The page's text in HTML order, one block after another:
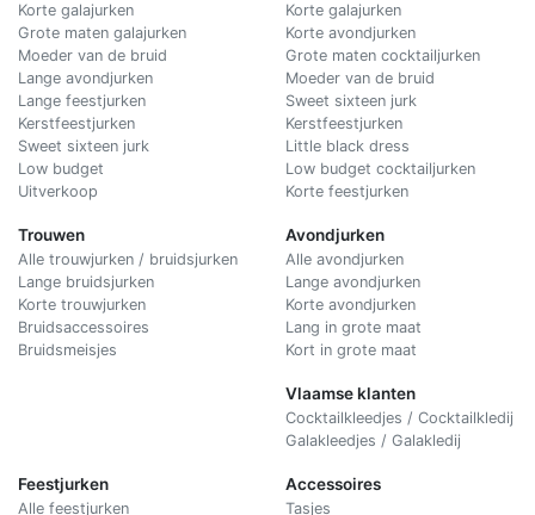
Korte galajurken
Grote maten galajurken
Moeder van de bruid
Lange avondjurken
Lange feestjurken
Kerstfeestjurken
Sweet sixteen jurk
Low budget
Uitverkoop
Trouwen
Alle trouwjurken / bruidsjurken
Lange bruidsjurken
Korte trouwjurken
Bruidsaccessoires
Bruidsmeisjes
Korte galajurken
Korte avondjurken
Grote maten cocktailjurken
Moeder van de bruid
Sweet sixteen jurk
Kerstfeestjurken
Little black dress
Low budget cocktailjurken
Korte feestjurken
Avondjurken
Alle avondjurken
Lange avondjurken
Korte avondjurken
Lang in grote maat
Kort in grote maat
Vlaamse klanten
Cocktailkleedjes / Cocktailkledij
Galakleedjes / Galakledij
Feestjurken
Alle feestjurken
Accessoires
Tasjes